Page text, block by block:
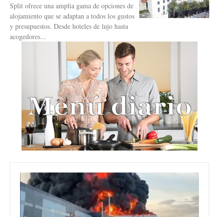
Split ofrece una amplia gama de opciones de
alojamiento que se adaptan a todos los gustos
y presupuestos. Desde hoteles de lujo hasta
acogedores...